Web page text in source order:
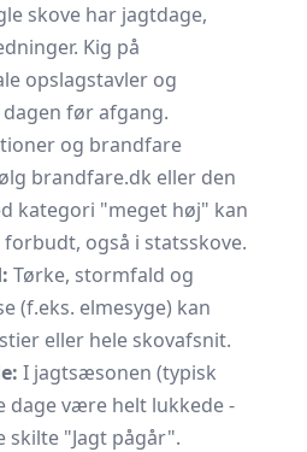
skove har jagtdage,
Kig på
opslagstavler og
før afgang.
og brandfare
brandfare.dk eller den
kategori "meget høj" kan
også i statsskove.
Tørke, stormfald og
(f.eks. elmesyge) kan
eller hele skovafsnit.
I jagtsæsonen (typisk
dage være helt lukkede -
skilte "Jagt pågår".